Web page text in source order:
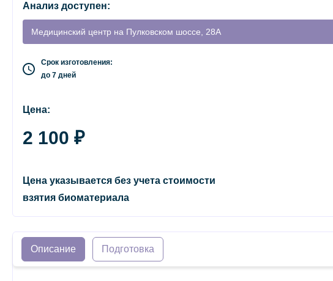
Анализ доступен:
Медицинский центр на Пулковском шоссе, 28А
Срок изготовления:
до 7 дней
Цена:
2 100 ₽
Цена указывается без учета стоимости
взятия биоматериала
Описание Подготовка